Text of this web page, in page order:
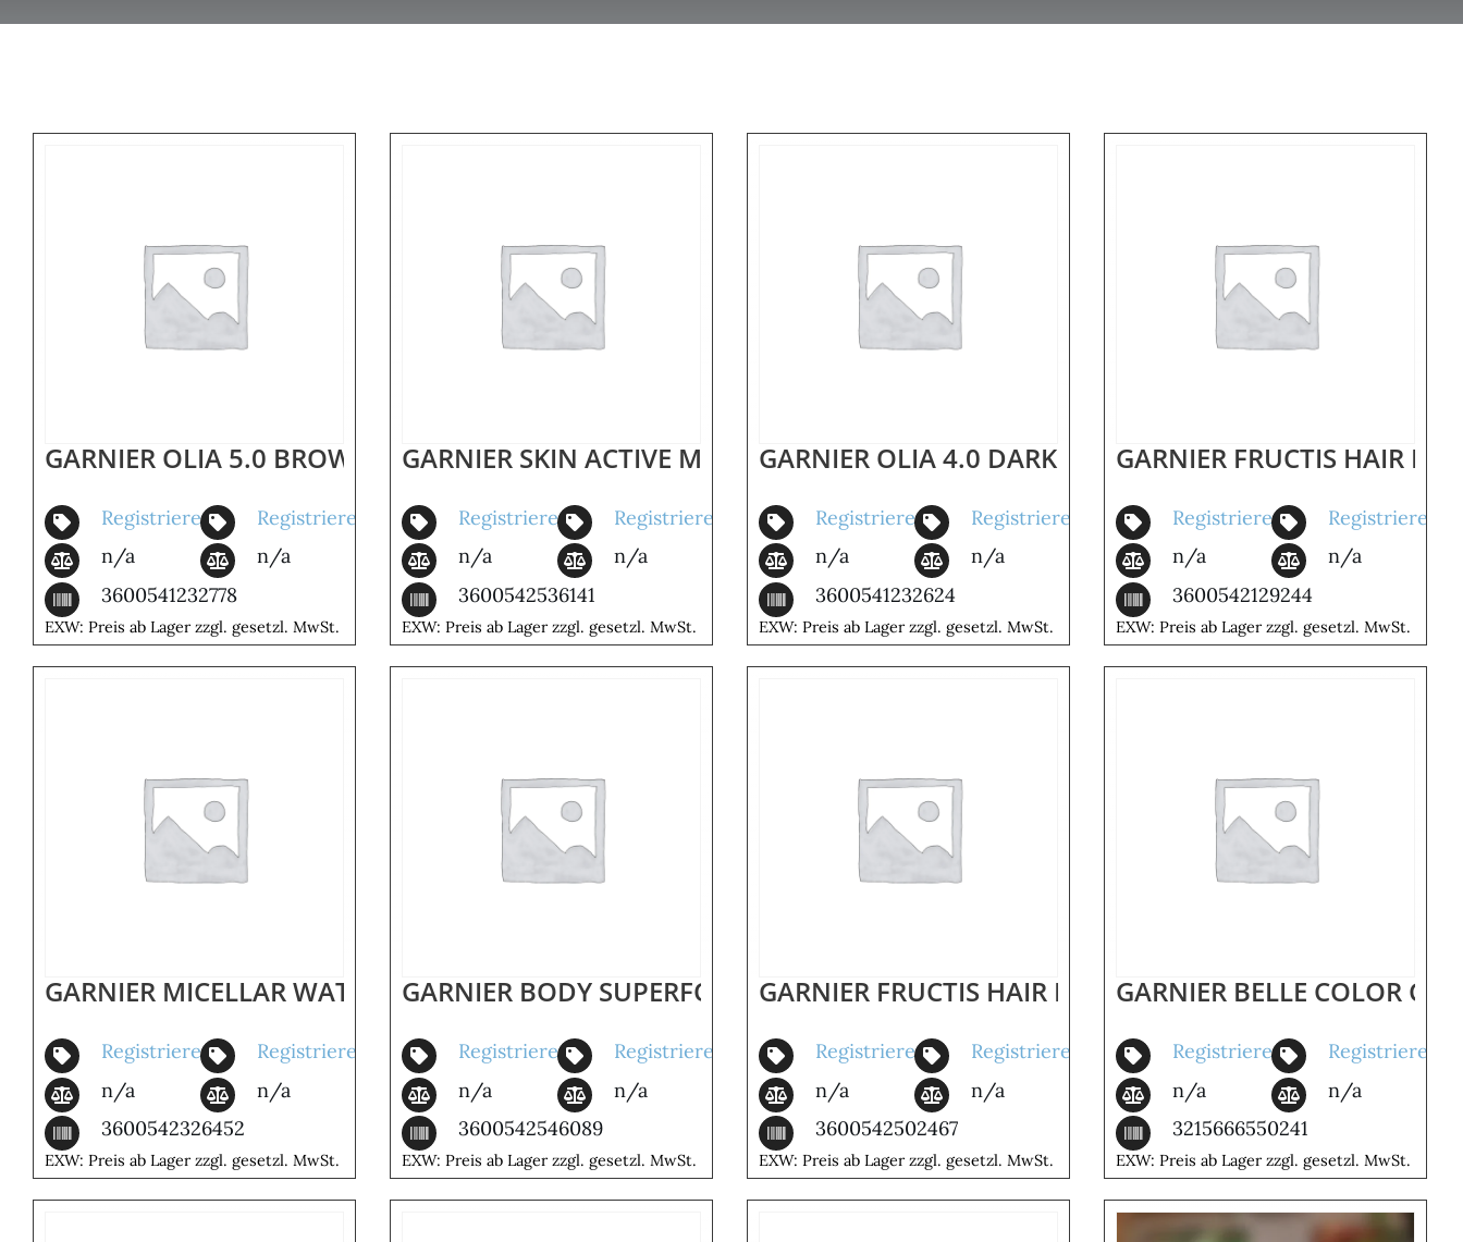
GARNIER OLIA 5.0 BROWN
Registrieren
n/a
3600541232778
Registrieren
n/a
EXW: Preis ab Lager zzgl. gesetzl. MwSt.
GARNIER SKIN ACTIVE MICELLAIR WATER 400ML PEEL
Registrieren
n/a
3600542536141
Registrieren
n/a
EXW: Preis ab Lager zzgl. gesetzl. MwSt.
GARNIER OLIA 4.0 DARK BROWN
Registrieren
n/a
3600541232624
Registrieren
n/a
EXW: Preis ab Lager zzgl. gesetzl. MwSt.
GARNIER FRUCTIS HAIR
Registrieren
n/a
3600542129244
Registrieren
n/a
EXW: Preis ab Lager zzgl. gesetzl. MwSt.
GARNIER MICELLAR WATER 400ML ROSE WATER DULL & SEN
Registrieren
n/a
3600542326452
Registrieren
n/a
EXW: Preis ab Lager zzgl. gesetzl. MwSt.
GARNIER BODY SUPERFOOD 380ML MANGO
Registrieren
n/a
3600542546089
Registrieren
n/a
EXW: Preis ab Lager zzgl. gesetzl. MwSt.
GARNIER FRUCTIS HAIR DRINK 200ML PINEAPPLE
Registrieren
n/a
3600542502467
Registrieren
n/a
EXW: Preis ab Lager zzgl. gesetzl. MwSt.
GARNIER BELLE COLOR
Registrieren
n/a
3215666550241
Registrieren
n/a
EXW: Preis ab Lager zzgl. gesetzl. MwSt.